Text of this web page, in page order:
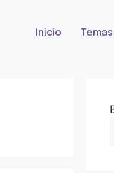
Inicio Temas